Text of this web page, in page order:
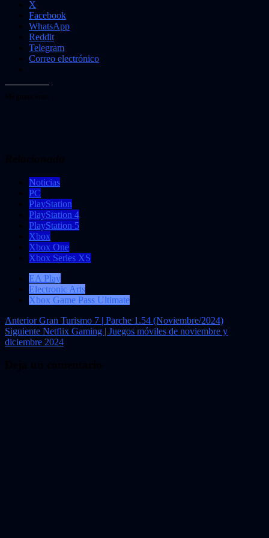
X
Facebook
WhatsApp
Reddit
Telegram
Correo electrónico
Noticias
PC
PlayStation
PlayStation 4
PlayStation 5
Xbox
Xbox One
Xbox Series XS
EA Play
Electronic Arts
Xbox Game Pass Ultimate
Navegación
de
AnteriorGran Turismo 7 | Parche 1.54 (Noviembre/2024)
Siguiente Netflix Gaming | Juegos móviles de noviembre y
diciembre 2024